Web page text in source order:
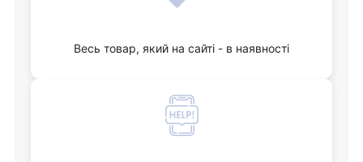
Весь товар, який на сайті - в наявності